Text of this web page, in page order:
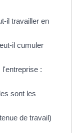
il travailler en
il cumuler
l'entreprise :
sont les
de travail)